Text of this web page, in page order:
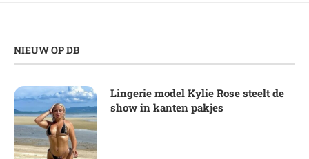
NIEUW OP DB
Lingerie model Kylie Rose steelt de
show in kanten pakjes